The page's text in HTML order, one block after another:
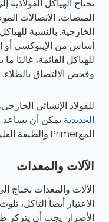
تحتاج الهياكل
المنصات، الاتصالات
الخارجية. بالنسبة
أساس من الإيبوكسي أو
للهياكل القائمة، غالبًا
وفحص الالتصاق بالطلاء.
للفولاذ الإنشائي
الحديدية يمكن أن يساعد
المعPrimer والطبقة العليا مع تعرض الموقع.
الآلات والمعدات
الآلات والمعدات تحتاج
الاعتبار أيضاً التآكل،
الأضرار. يجب أن يتركز